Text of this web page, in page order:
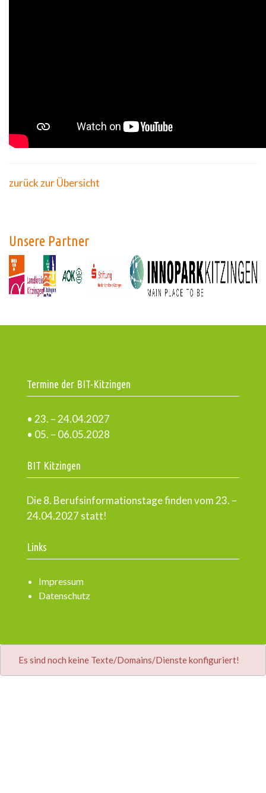
zurück zur Übersicht
Unsere Partner
Termine der BIT-Kitzingen
• 23. – 24.04.2027
• 05. – 06.05.2028
BIT Kitzingen
Die 8. Berufsinformationstage finden vom 23. –
24.04.2027 statt!
Links
Impressum
Datenschutz
Es sind noch keine Texte/Domains/Dienste konfiguriert!